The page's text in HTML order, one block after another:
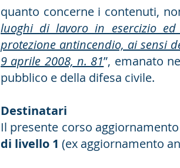
quanto concerne i contenuti,
luoghi di lavoro in esercizio ed
protezione antincendio, ai sensi
9 aprile 2008, n. 81”, emanato
pubblico e della difesa civile.
Destinatari
Il presente corso
di livello 1 (ex aggiornamento